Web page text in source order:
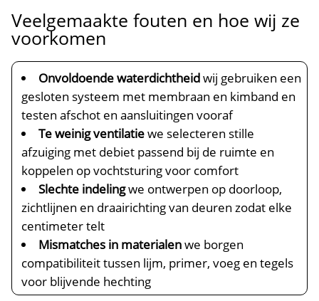
Veelgemaakte fouten en hoe wij ze
voorkomen
Onvoldoende waterdichtheidwij gebruiken een
gesloten systeem met membraan en kimband en
testen afschot en aansluitingen vooraf
Te weinig ventilatiewe selecteren stille
afzuiging met debiet passend bij de ruimte en
koppelen op vochtsturing voor comfort
Slechte indelingwe ontwerpen op doorloop,
zichtlijnen en draairichting van deuren zodat elke
centimeter telt
Mismatches in materialenwe borgen
compatibiliteit tussen lijm, primer, voeg en tegels
voor blijvende hechting